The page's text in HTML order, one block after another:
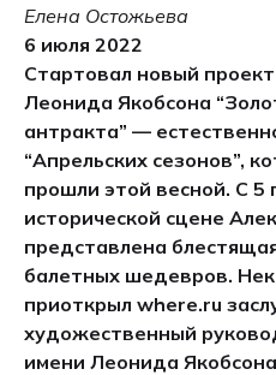
Елена Остожьева
6 июля 2022
Стартовал новый
Леонида Якобсона
антракта” —
“Апрельских сезонов”,
прошли этой весной. С 5
исторической сцене
представлена
балетных шедевров.
приоткрыл where.ru
художественный
имени Леонида